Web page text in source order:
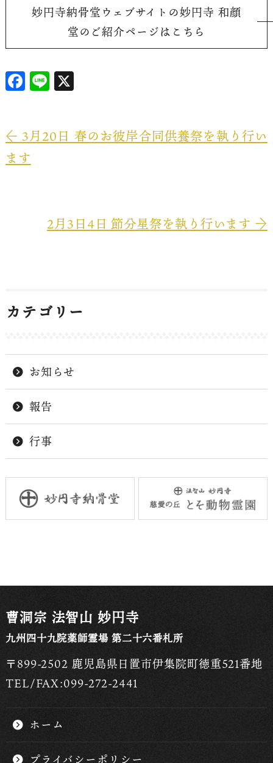
妙円寺納骨堂ウェブサイトの妙円寺 和顔
堂のご紹介ページはこちら
F
a
b
o
Li
n
X
← 3月20日 春のお彼岸合同供養祭を執り行い
ます
2月3日4日 節分星祭を執り行います →
カテゴリー
お知らせ
報告
行事
曹洞宗 法智山 妙円寺
九州四十九院薬師霊場 第二十六番札所
〒899-2502 鹿児島県日置市伊集院町徳重521番地
TEL/FAX:099-272-2441
ホーム
プライバシーポリシー